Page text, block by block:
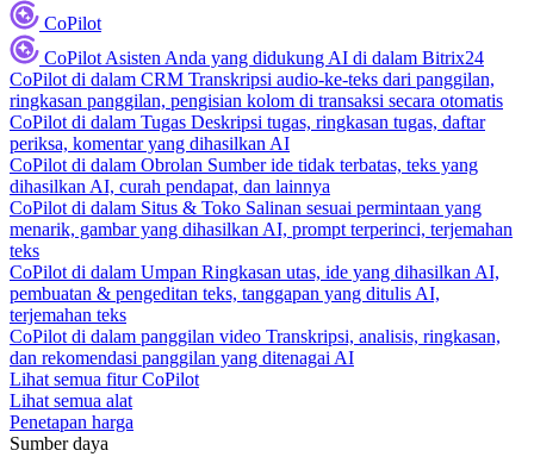
CoPilot
CoPilot Asisten Anda yang didukung AI di dalam Bitrix24
CoPilot di dalam CRM Transkripsi audio-ke-teks dari panggilan,
ringkasan panggilan, pengisian kolom di transaksi secara otomatis
CoPilot di dalam Tugas Deskripsi tugas, ringkasan tugas, daftar
periksa, komentar yang dihasilkan AI
CoPilot di dalam Obrolan Sumber ide tidak terbatas, teks yang
dihasilkan AI, curah pendapat, dan lainnya
CoPilot di dalam Situs & Toko Salinan sesuai permintaan yang
menarik, gambar yang dihasilkan AI, prompt terperinci, terjemahan
teks
CoPilot di dalam Umpan Ringkasan utas, ide yang dihasilkan AI,
pembuatan & pengeditan teks, tanggapan yang ditulis AI,
terjemahan teks
CoPilot di dalam panggilan video Transkripsi, analisis, ringkasan,
dan rekomendasi panggilan yang ditenagai AI
Lihat semua fitur CoPilot
Lihat semua alat
Penetapan harga
Sumber daya